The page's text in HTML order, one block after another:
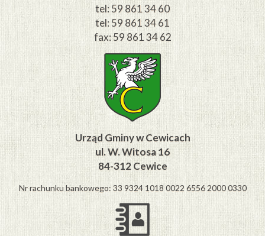
tel: 59 861 34 60
tel: 59 861 34 61
fax: 59 861 34 62
Urząd Gminy w Cewicach
ul. W. Witosa 16
84-312 Cewice
Nr rachunku bankowego: 33 9324 1018 0022 6556 2000 0330